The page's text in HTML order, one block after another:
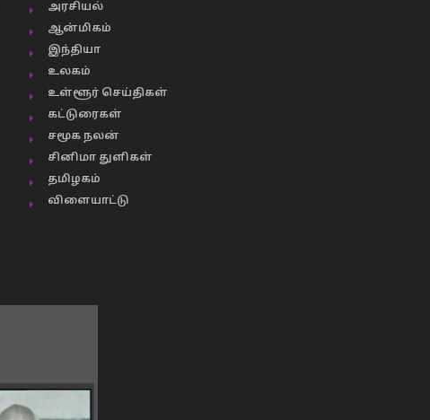
அரசியல்
ஆன்மிகம்
இந்தியா
உலகம்
உள்ளூர் செய்திகள்
கட்டுரைகள்
சமூக நலன்
சினிமா துளிகள்
தமிழகம்
விளையாட்டு